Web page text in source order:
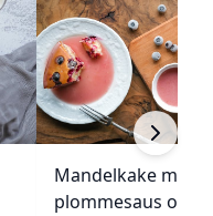
Mandelkake med
plommesaus og